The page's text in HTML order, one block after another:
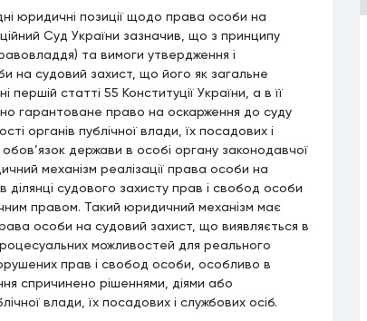
юридичні позиції щодо права особи на
Суд України зазначив, що з принципу
та вимоги утвердження і
на судовий захист, що його як загальне
статті 55 Конституції України, а в її
гарантоване право на оскарження до суду
органів публічної влади, їх посадових і
держави в особі органу законодавчої
механізм реалізації права особи на
ділянці судового захисту прав і свобод особи
правом. Такий юридичний механізм має
особи на судовий захист, що виявляється в
можливостей для реального
прав і свобод особи, особливо в
спричинено рішеннями, діями або
влади, їх посадових і службових осіб.